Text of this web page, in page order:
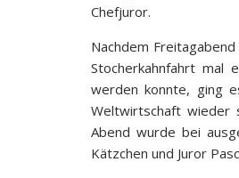
Chefjuror.
Nachdem
Stocherkahnfahrt mal
werden konnte, ging
Weltwirtschaft wieder
Abend wurde bei
Kätzchen und Juror